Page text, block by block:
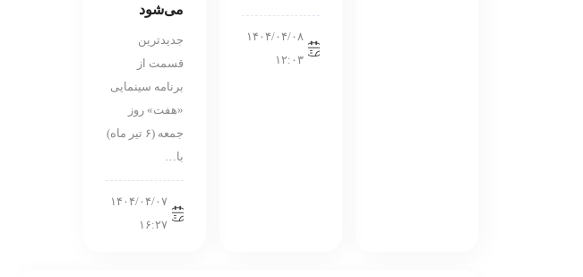
۱۴۰۴/۰۴/۰۸
۱۲:۰۳
می‌شود
جدیدترین
قسمت از
برنامه سینمایی
«هفت» روز
جمعه (۶ تیر ماه)
با…
۱۴۰۴/۰۴/۰۷
۱۶:۲۷